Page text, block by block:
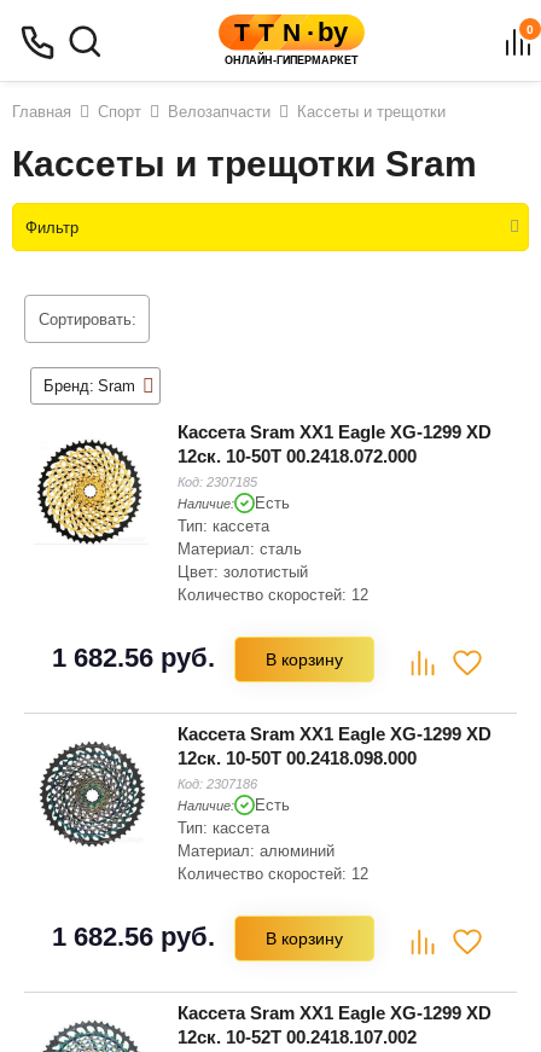
0
Главная Спорт Велозапчасти Кассеты и трещотки
Кассеты и трещотки Sram
Фильтр
Сортировать:
Бренд: Sram
Кассета Sram XX1 Eagle XG-1299 XD
12ск. 10-50T 00.2418.072.000
Код: 2307185
Наличие:
Есть
Тип: кассета
Материал: сталь
Цвет: золотистый
Количество скоростей: 12
1 682.56 руб. В корзину
Кассета Sram XX1 Eagle XG-1299 XD
12ск. 10-50T 00.2418.098.000
Код: 2307186
Наличие:
Есть
Тип: кассета
Материал: алюминий
Количество скоростей: 12
1 682.56 руб. В корзину
Кассета Sram XX1 Eagle XG-1299 XD
12ск. 10-52T 00.2418.107.002